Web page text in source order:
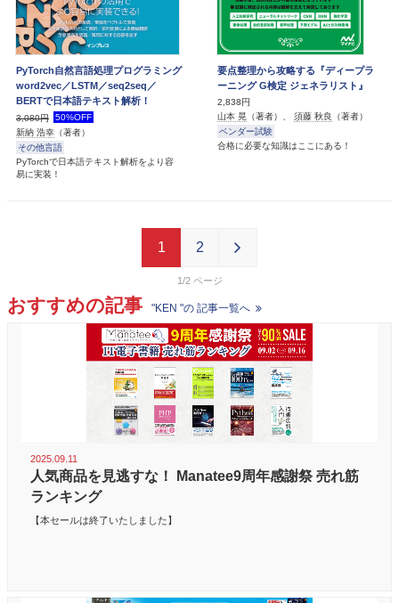
PyTorch自然言語処理プログラミング
word2vec／LSTM／seq2seq／
BERTで日本語テキスト解析！
3,080円
50%OFF
新納 浩幸 （著者）
その他言語
PyTorchで日本語テキスト解析をより容
易に実装！
要点整理から攻略する『ディープラ
ーニング G検定 ジェネラリスト』
2,838円
山本 晃 （著者）、 須藤 秋良 （著者）
ベンダー試験
合格に必要な知識はここにある！
1/2
1 2
おすすめの記事 "KEN "の 記事一覧へ
2025.09.11
人気商品を見逃すな！ Manatee9周年感謝祭 売れ筋
ランキング
【本セールは終了いたしました】